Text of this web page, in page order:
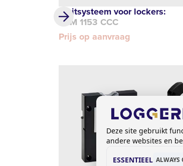
Sluitsysteem voor lockers:
DLM 1153 CCC
Prijs op aanvraag
Deze site gebruikt
andere websites en
ESSENTIEEL ALWAYS